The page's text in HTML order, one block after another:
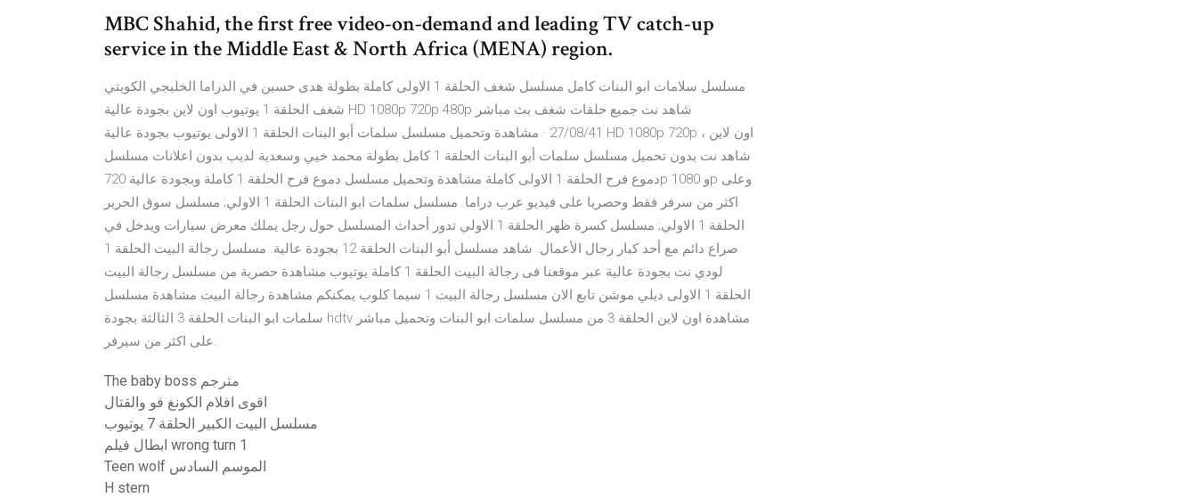
MBC Shahid, the first free video-on-demand and leading TV catch-up
service in the Middle East & North Africa (MENA) region.
مسلسل سلامات ابو البنات كامل مسلسل شغف الحلقة 1 الاولى كاملة بطولة هدى حسين في الدراما الخليجي الكويتي
شغف الحلقة 1 يوتيوب اون لاين بجودة عالية HD 1080p 720p 480p شاهد نت جميع حلقات شغف بث مباشر
27/08/41 · مشاهدة وتحميل مسلسل سلمات أبو البنات الحلقة 1 الاولى يوتيوب بجودة عالية HD 1080p 720p اون لاين ،
شاهد نت بدون تحميل مسلسل سلمات أبو البنات الحلقة 1 كامل بطولة محمد خيي وسعدية لديب بدون اعلانات مسلسل
دموع فرح الحلقة 1 الاولى كاملة مشاهدة وتحميل مسلسل دموع فرح الحلقة 1 كاملة وبجودة عالية 720p و 1080p وعلى
اكثر من سرفر فقط وحصريا على فيديو عرب دراما. مسلسل سلمات ابو البنات الحلقة 1 الاولي; مسلسل سوق الحرير
الحلقة 1 الاولي; مسلسل كسرة ظهر الحلقة 1 الاولي تدور أحداث المسلسل حول رجل يملك معرض سيارات ويدخل في
صراع دائم مع أحد كبار رجال الأعمال. شاهد مسلسل أبو البنات الحلقة 12 بجودة عالية. مسلسل رجالة البيت الحلقة 1
لودي نت بجودة عالية عبر موقعنا فى رجالة البيت الحلقة 1 كاملة يوتيوب مشاهدة حصرية من مسلسل رجالة البيت
الحلقة 1 الاولى ديلي موشن تابع الان مسلسل رجالة البيت 1 سيما كلوب يمكنكم مشاهدة رجالة البيت مشاهدة مسلسل
سلمات ابو البنات الحلقة 3 الثالثة بجودة hdtv مشاهدة اون لاين الحلقة 3 من مسلسل سلمات ابو البنات وتحميل مباشر
على اكثر من سيرفر.
The baby boss مترجم
اقوى افلام الكونغ فو والقتال
مسلسل البيت الكبير الحلقة 7 يوتيوب
ابطال فيلم wrong turn 1
Teen wolf الموسم السادس
H stern